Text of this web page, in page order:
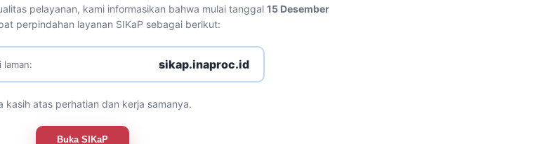
pelayanan, kami informasikan bahwa mulai tanggal 15 Desember
perpindahan layanan SIKaP sebagai berikut:
laman: sikap.inaproc.id
kasih atas perhatian dan kerja samanya.
Buka SIKaP